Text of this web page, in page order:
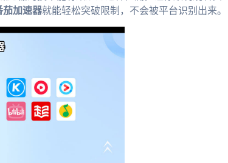
茄加速器就能轻松突破限制，不会被平台识别出来。